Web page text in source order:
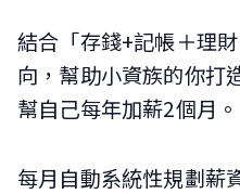
結合「存錢+記帳＋理
向，幫助小資族的你打
幫自己每年加薪2個月。
每月自動系統性規劃薪